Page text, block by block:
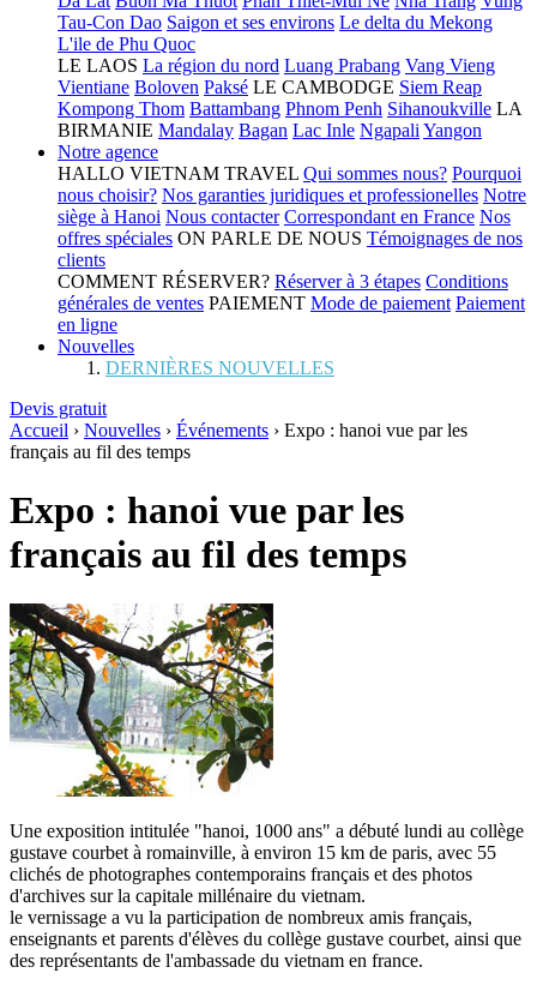
Tau-Con Dao Saigon et ses environs Le delta du Mekong
L'ile de Phu Quoc
LE LAOS La région du nord Luang Prabang Vang Vieng
Vientiane Boloven Paksé LE CAMBODGE Siem Reap
Kompong Thom Battambang Phnom Penh Sihanoukville LA
BIRMANIE Mandalay Bagan Lac Inle Ngapali Yangon
Notre agence
HALLO VIETNAM TRAVEL Qui sommes nous? Pourquoi
nous choisir? Nos garanties juridiques et professionelles Notre
siège à Hanoi Nous contacter Correspondant en France Nos
offres spéciales ON PARLE DE NOUS Témoignages de nos
clients
COMMENT RÉSERVER? Réserver à 3 étapes Conditions
générales de ventes PAIEMENT Mode de paiement Paiement
en ligne
Nouvelles
DERNIÈRES NOUVELLES
Devis gratuit
Accueil › Nouvelles › Événements › Expo : hanoi vue par les
français au fil des temps
Expo : hanoi vue par les
français au fil des temps
Une exposition intitulée "hanoi, 1000 ans" a débuté lundi au collège
gustave courbet à romainville, à environ 15 km de paris, avec 55
clichés de photographes contemporains français et des photos
d'archives sur la capitale millénaire du vietnam.
le vernissage a vu la participation de nombreux amis français,
enseignants et parents d'élèves du collège gustave courbet, ainsi que
des représentants de l'ambassade du vietnam en france.